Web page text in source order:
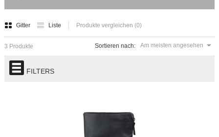
Gitter Liste Produkte vergleichen (0)
Sortieren nach: Am meisten angesehen
3 Produkte
FILTERS